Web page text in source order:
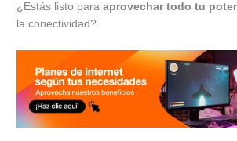
¿Estás listo paraaprovechar todo tu
la conectividad?